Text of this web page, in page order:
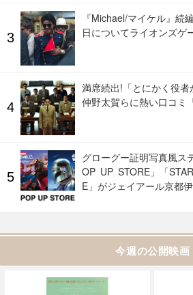
『Michael/マイケル』続
日についてライオンズゲ
満席続出!「とにかく役者
仲野太賀らに熱い口コミ
グローグー証明写真風ス
OP UP STORE」「
E」がジェイアール京都
今週の公開映画